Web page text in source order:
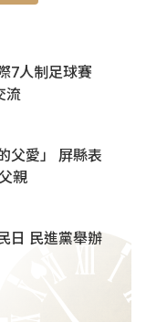
7人制足球賽
流
父愛」 屏縣表
親
日 民進黨舉辦